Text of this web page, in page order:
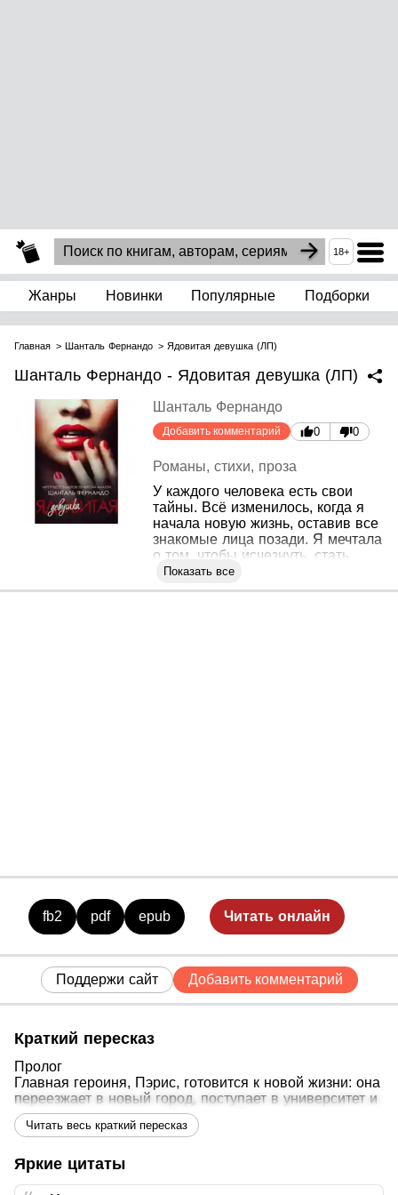
18+
Жанры Новинки Популярные Подборки
Главная Шанталь Фернандо Ядовитая девушка (ЛП)
Шанталь Фернандо - Ядовитая девушка (ЛП)
Шанталь Фернандо
Добавить комментарий 0 0
Романы, стихи, проза
У каждого человека есть свои
тайны. Всё изменилось, когда я
начала новую жизнь, оставив все
знакомые лица позади. Я мечтала
о том, чтобы исчезнуть, стать
невидимкой, слившись с
окружающей обстановкой. Но
Показать все
fb2 pdf epub Читать онлайн
Поддержи сайт Добавить комментарий
Краткий пересказ
Пролог
Главная героиня, Пэрис, готовится к новой жизни: она
переезжает в новый город, поступает в университет и
решает стать «ядовитой девушкой», чтобы справиться
с трудностями.
Глава 1. Первый день
Пэрис знакомится с Грейсоном, который помогает ей
найти аудиторию. Между ними возникает взаимное
Читать весь краткий пересказ
Яркие цитаты